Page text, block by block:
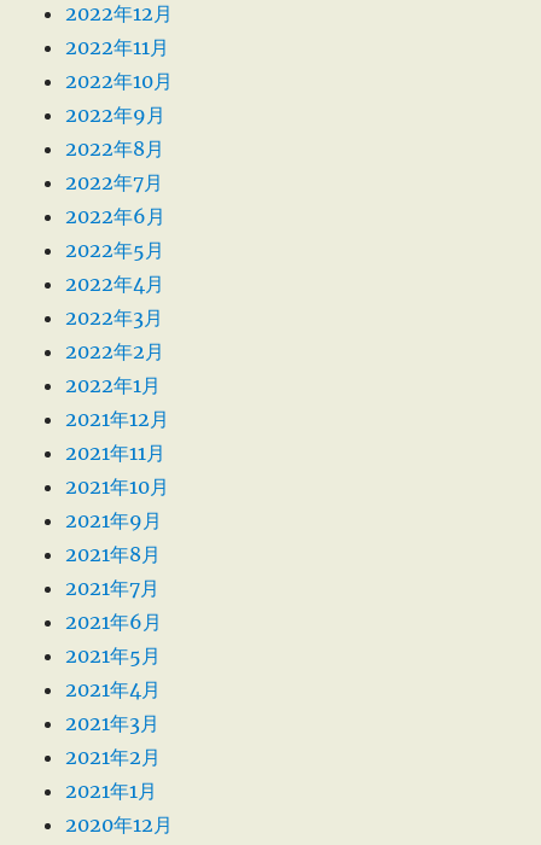
2022年12月
2022年11月
2022年10月
2022年9月
2022年8月
2022年7月
2022年6月
2022年5月
2022年4月
2022年3月
2022年2月
2022年1月
2021年12月
2021年11月
2021年10月
2021年9月
2021年8月
2021年7月
2021年6月
2021年5月
2021年4月
2021年3月
2021年2月
2021年1月
2020年12月